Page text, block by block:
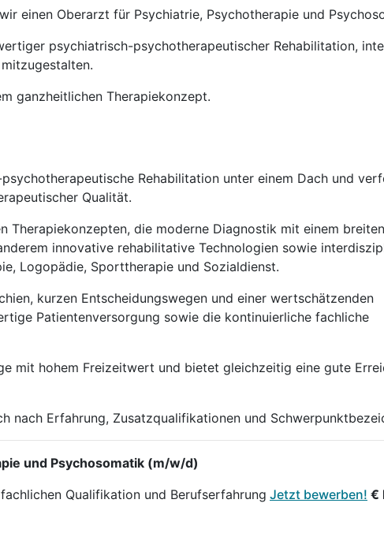
einen Oberarzt für Psychiatrie, Psychotherapie und
psychiatrisch-psychotherapeutischer Rehabilitation,
ganzheitlichen Therapiekonzept.
Rehabilitation unter einem Dach und
Qualität.
die moderne Diagnostik mit einem
innovative rehabilitative Technologien sowie
Logopädie, Sporttherapie und Sozialdienst.
kurzen Entscheidungswegen und einer wertschätzenden
Patientenversorgung sowie die kontinuierliche fachliche
mit hohem Freizeitwert und bietet gleichzeitig eine gute
nach Erfahrung, Zusatzqualifikationen und
und Psychosomatik (m/w/d)
Qualifikation und Berufserfahrung Jetzt bewerben! €